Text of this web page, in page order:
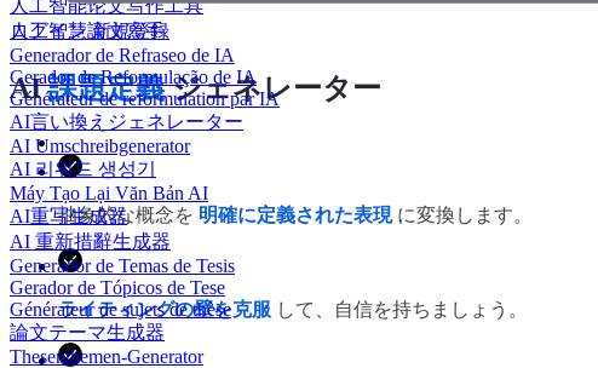
人工智能论文写作工具
人工智慧論文寫手
Generador de Refraseo de IA
Gerador de Reformulação de IA
Générateur de reformulation par IA
AI言い換えジェネレーター
AI Umschreibgenerator
AI 리워드 생성기
Máy Tạo Lại Văn Bản AI
AI重写生成器
AI 重新措辭生成器
Generador de Temas de Tesis
Gerador de Tópicos de Tese
Générateur de sujets de thèse
論文テーマ生成器
Thesenthemen-Generator
ログイン新規登録
AI課題定義ジェネレーター
抽象的な概念を 明確に定義された表現に変換します。
ライティングの壁を克服 して、自信を持ちましょう。